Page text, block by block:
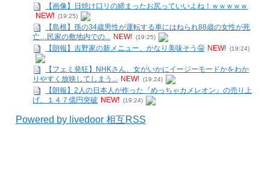
【画像】日焼け口リの締まったお尻っていいよね！ｗｗｗｗｗ
NEW! (19:25)
【島根】孫の34歳男性が運転する車にはねられ88歳の女性が死
亡…民家の敷地内での... NEW! (19:25)
【朗報】吉野家の新メニュー、かなり美味そう🤤 NEW! (19:24)
【フェミ発狂】NHKさん、女がいかにイージーモードかをわか
りやすく放映してしまう... NEW! (19:24)
【朗報】2人の日本人が作った『めっちゃカメレオン』の売り上
げ、１４７億円突破 NEW! (19:24)
Powered by livedoor 相互RSS